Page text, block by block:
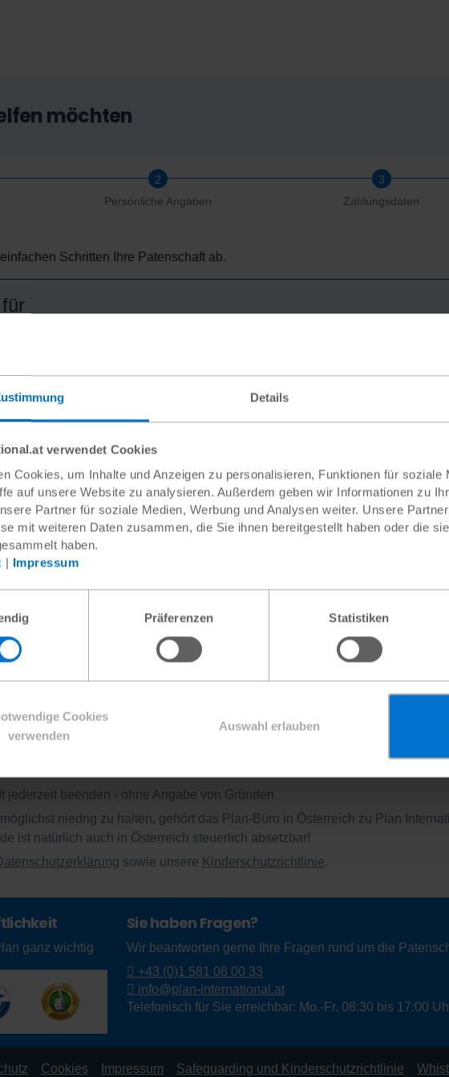
Details
verwendet Cookies
Cookies, um Inhalte und Anzeigen zu personalisieren, Funktionen für soziale
auf unsere Website zu analysieren. Außerdem geben wir Informationen zu
Partner für soziale Medien, Werbung und Analysen weiter. Unsere
mit weiteren Daten zusammen, die Sie ihnen bereitgestellt haben oder die
haben.
| Impressum
Präferenzen Statistiken
Cookies
verwenden
Auswahl erlauben
möchten
Persönliche Angaben Zahlungsdaten
Schritten Ihre Patenschaft ab.
Jungen
28 €
monatlichen Spende von 28 €
Sie Ihr Patenkind und seine
Vielen Dank!
So können Sie noch mehr helfen
31 €
Sie zusätzlich langfristige Projekte zur
Mädchenförderung. Vielen Dank!
beträgt 28 Euro.
jederzeit beenden - ohne Angabe von Gründen.
niedrig zu halten, gehört das Plan-Büro in Österreich zu Plan
ist natürlich auch in Österreich steuerlich absetzbar!
sowie unsere Kinderschutzrichtlinie.
ganz wichtig
Sie haben Fragen?
Wir beantworten gerne Ihre Fragen rund um die
+43 (0)1 581 08 00 33
info@plan-international.at
Telefonisch für Sie erreichbar: Mo.-Fr. 08:30 bis 17:00
Cookies Impressum Safeguarding und Kinderschutzrichtlinie